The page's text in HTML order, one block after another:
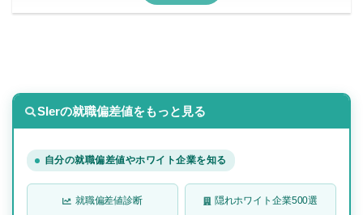
SIerの就職偏差値をもっと見る
自分の就職偏差値やホワイト企業を知る
就職偏差値診断 隠れホワイト企業500選